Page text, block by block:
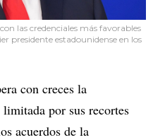
las credenciales más favorables
presidente estadounidense en los
con creces la
por sus recortes
acuerdos de la